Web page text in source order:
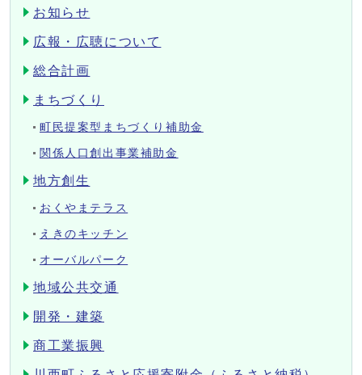
お知らせ
広報・広聴について
総合計画
まちづくり
町民提案型まちづくり補助金
関係人口創出事業補助金
地方創生
おくやまテラス
えきのキッチン
オーバルパーク
地域公共交通
開発・建築
商工業振興